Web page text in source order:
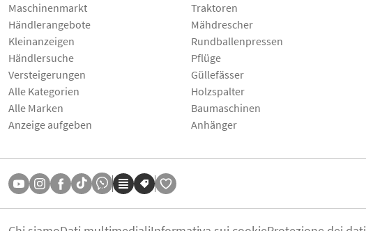
Maschinenmarkt
Händlerangebote
Kleinanzeigen
Händlersuche
Versteigerungen
Alle Kategorien
Alle Marken
Anzeige aufgeben
Traktoren
Mähdrescher
Rundballenpressen
Pflüge
Güllefässer
Holzspalter
Baumaschinen
Anhänger